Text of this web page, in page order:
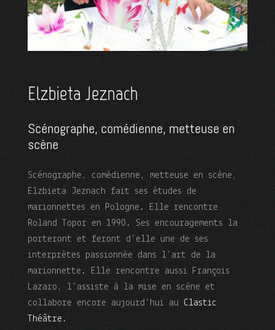
Elzbieta Jeznach
Scénographe, comédienne, metteuse en
scène
Scénographe, comédienne, metteuse en scène,
Elzbieta Jeznach fait ses études de
marionnettes en Pologne. Elle rencontre
Roland Topor en 1990. Ses encouragements la
porteront et feront d’elle une de ses
interprètes passionnée dans l’art de la
marionnette. Elle rencontre aussi François
Lazaro, l’assiste à la mise en scène et
collabore encore aujourd’hui au Clastic
Théâtre .